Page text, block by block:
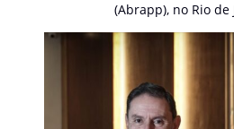
(Abrapp), no Rio de